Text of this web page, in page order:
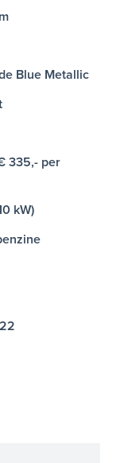
Blue Metallic
335,- per
kW)